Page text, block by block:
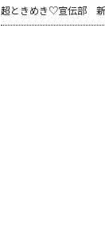
超ときめき♡宣伝部 新